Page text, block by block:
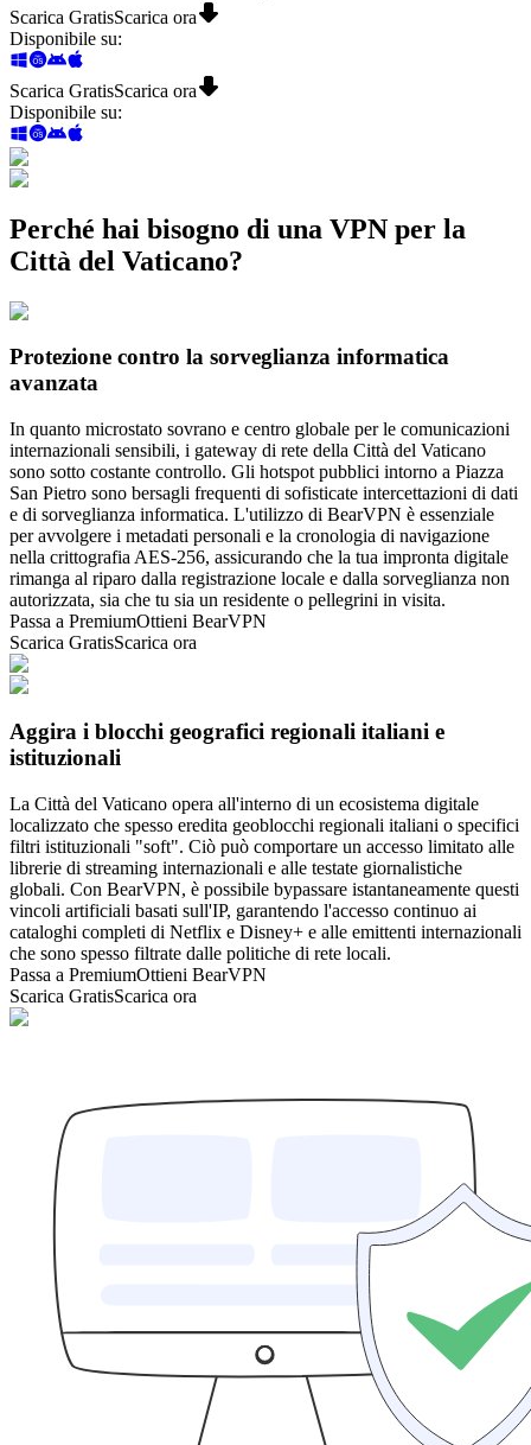
Scarica GratisScarica ora
Disponibile su:
Scarica GratisScarica ora
Disponibile su:
Perché hai bisogno di una VPN per la
Città del Vaticano?
Protezione contro la sorveglianza informatica
avanzata
In quanto microstato sovrano e centro globale per le comunicazioni
internazionali sensibili, i gateway di rete della Città del Vaticano
sono sotto costante controllo. Gli hotspot pubblici intorno a Piazza
San Pietro sono bersagli frequenti di sofisticate intercettazioni di dati
e di sorveglianza informatica. L'utilizzo di BearVPN è essenziale
per avvolgere i metadati personali e la cronologia di navigazione
nella crittografia AES-256, assicurando che la tua impronta digitale
rimanga al riparo dalla registrazione locale e dalla sorveglianza non
autorizzata, sia che tu sia un residente o pellegrini in visita.
Passa a PremiumOttieni BearVPN
Scarica GratisScarica ora
Aggira i blocchi geografici regionali italiani e
istituzionali
La Città del Vaticano opera all'interno di un ecosistema digitale
localizzato che spesso eredita geoblocchi regionali italiani o specifici
filtri istituzionali "soft". Ciò può comportare un accesso limitato alle
librerie di streaming internazionali e alle testate giornalistiche
globali. Con BearVPN, è possibile bypassare istantaneamente questi
vincoli artificiali basati sull'IP, garantendo l'accesso continuo ai
cataloghi completi di Netflix e Disney+ e alle emittenti internazionali
che sono spesso filtrate dalle politiche di rete locali.
Passa a PremiumOttieni BearVPN
Scarica GratisScarica ora